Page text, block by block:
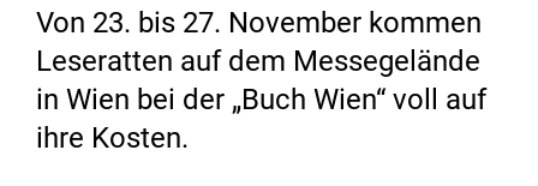
Von 23. bis 27. November kommen
Leseratten auf dem Messegelände
in Wien bei der „Buch Wien“ voll auf
ihre Kosten.